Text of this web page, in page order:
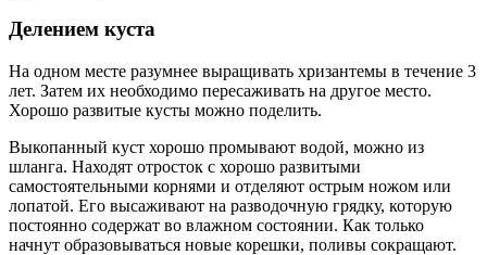
Делением куста
На одном месте разумнее выращивать хризантемы в течение 3
лет. Затем их необходимо пересаживать на другое место.
Хорошо развитые кусты можно поделить.
Выкопанный куст хорошо промывают водой, можно из
шланга. Находят отросток с хорошо развитыми
самостоятельными корнями и отделяют острым ножом или
лопатой. Его высаживают на разводочную грядку, которую
постоянно содержат во влажном состоянии. Как только
начнут образовываться новые корешки, поливы сокращают.